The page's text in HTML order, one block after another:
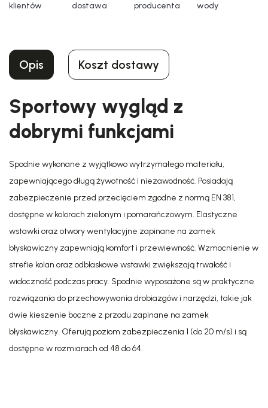
klientów
dostawa
producenta
wody
Opis Koszt dostawy
Sportowy wygląd z
dobrymi funkcjami
Spodnie wykonane z wyjątkowo wytrzymałego materiału,
zapewniającego długą żywotność i niezawodność. Posiadają
zabezpieczenie przed przecięciem zgodne z normą EN 381,
dostępne w kolorach zielonym i pomarańczowym. Elastyczne
wstawki oraz otwory wentylacyjne zapinane na zamek
błyskawiczny zapewniają komfort i przewiewność. Wzmocnienie w
strefie kolan oraz odblaskowe wstawki zwiększają trwałość i
widoczność podczas pracy. Spodnie wyposażone są w praktyczne
rozwiązania do przechowywania drobiazgów i narzędzi, takie jak
dwie kieszenie boczne z przodu zapinane na zamek
błyskawiczny. Oferują poziom zabezpieczenia 1 (do 20 m/s) i są
dostępne w rozmiarach od 48 do 64.